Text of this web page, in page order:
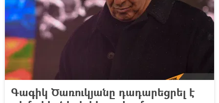
Գագիկ Ծառուկյանը դադարեցրել է